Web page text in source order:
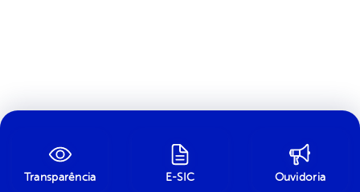
Transparência E-SIC Ouvidoria